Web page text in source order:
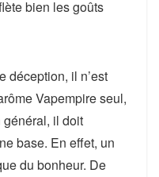
bien les goûts
déception, il n’est
Vapempire seul,
général, il doit
base. En effet, un
du bonheur. De